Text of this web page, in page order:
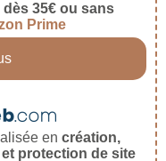
35€ ou sans
Prime
en création,
protection de site